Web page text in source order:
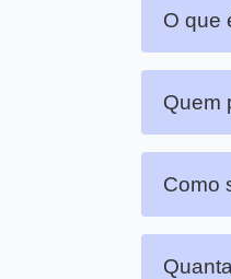
O que
Quem
Como